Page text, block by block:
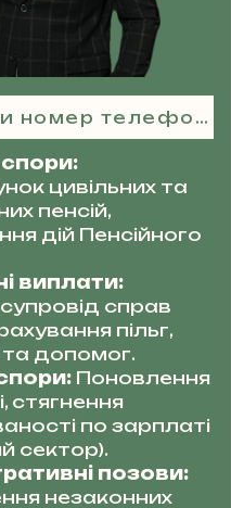
Показати номер телефону
спори:
цивільних та
пенсій,
дій Пенсійного
виплати:
справ
пільг,
та допомог.
Поновлення
стягнення
по зарплаті
сектор).
позови:
незаконних